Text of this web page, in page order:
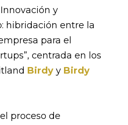
y
hibridación entre la
para el
centrada en los
Birdy y Birdy
proceso de